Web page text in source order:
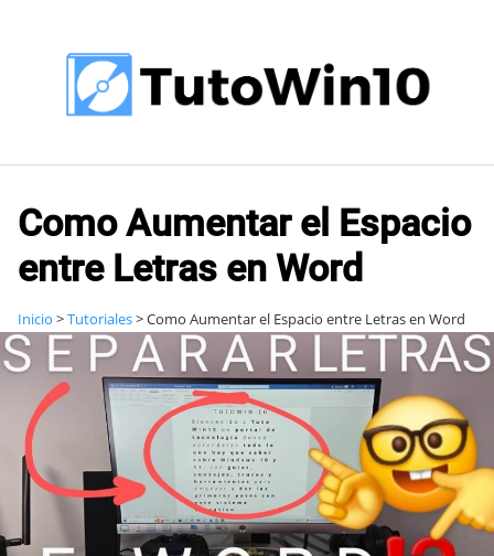
contenido
Como Aumentar el Espacio
entre Letras en Word
Inicio >Tutoriales>Como Aumentar el Espacio entre Letras en Word